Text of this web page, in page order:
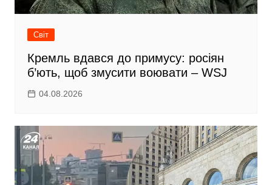
Світ
Кремль вдався до примусу: росіян
б’ють, щоб змусити воювати – WSJ
04.08.2026